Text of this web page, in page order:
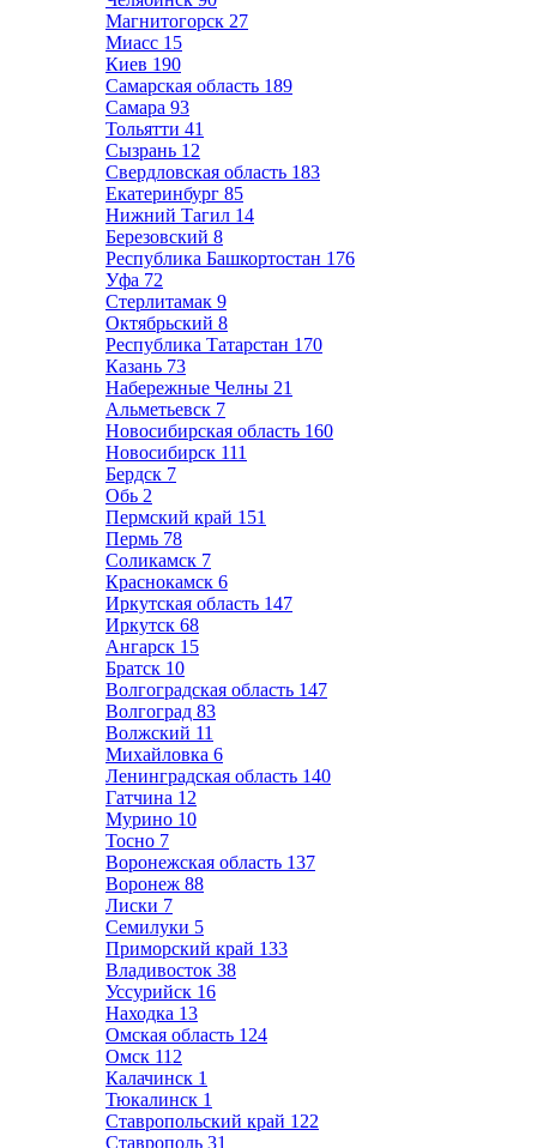
Магнитогорск 27
Миасс 15
Киев 190
Самарская область 189
Самара 93
Тольятти 41
Сызрань 12
Свердловская область 183
Екатеринбург 85
Нижний Тагил 14
Березовский 8
Республика Башкортостан 176
Уфа 72
Стерлитамак 9
Октябрьский 8
Республика Татарстан 170
Казань 73
Набережные Челны 21
Альметьевск 7
Новосибирская область 160
Новосибирск 111
Бердск 7
Обь 2
Пермский край 151
Пермь 78
Соликамск 7
Краснокамск 6
Иркутская область 147
Иркутск 68
Ангарск 15
Братск 10
Волгоградская область 147
Волгоград 83
Волжский 11
Михайловка 6
Ленинградская область 140
Гатчина 12
Мурино 10
Тосно 7
Воронежская область 137
Воронеж 88
Лиски 7
Семилуки 5
Приморский край 133
Владивосток 38
Уссурийск 16
Находка 13
Омская область 124
Омск 112
Калачинск 1
Тюкалинск 1
Ставропольский край 122
Ставрополь 31